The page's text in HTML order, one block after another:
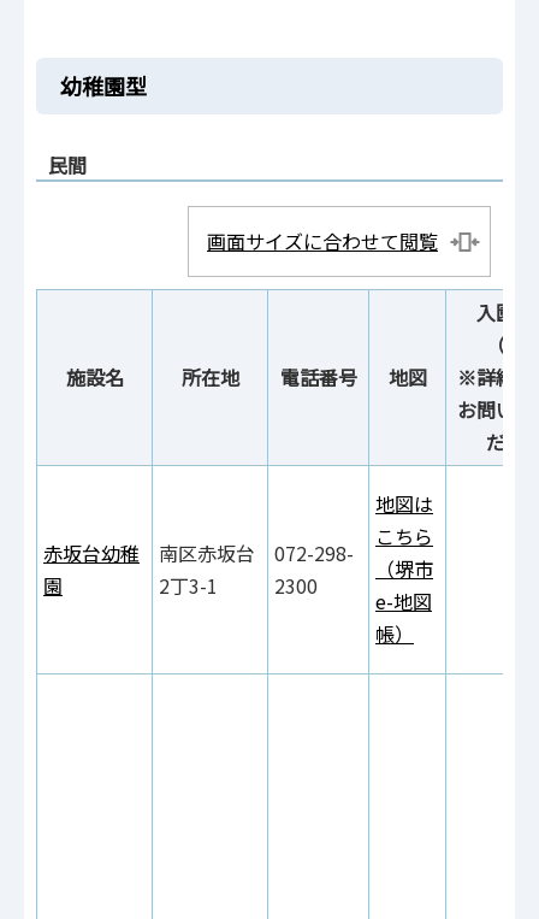
幼稚園型
民間
画面サイズに合わせて閲覧
施設名 所在地 電話番号 地図
入園
（予
※詳細は
お問い
ださ
赤坂台幼稚
園
南区赤坂台
2丁3-1
072-298-
2300
地図は
こちら
（堺市
e-地図
帳）